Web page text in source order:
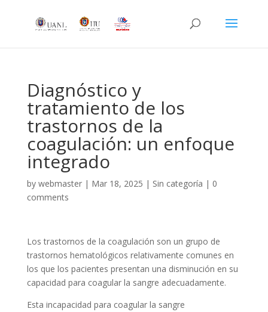
Diagnóstico y
tratamiento de los
trastornos de la
coagulación: un enfoque
integrado
by webmaster| Mar 18, 2025 | Sin categoría | 0
comments
Los trastornos de la coagulación son un grupo de
trastornos hematológicos relativamente comunes en
los que los pacientes presentan una disminución en su
capacidad para coagular la sangre adecuadamente.
Esta incapacidad para coagular la sangre